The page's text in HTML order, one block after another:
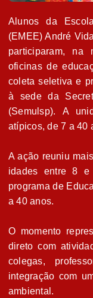
Alunos da
(EMEE) André
participaram, na
oficinas de
coleta seletiva e
à sede da
(Semulsp). A
atípicos, de 7 a 40
A ação reuniu
idades entre 8
programa de
a 40 anos.
O momento
direto com
colegas,
integração com
ambiental.